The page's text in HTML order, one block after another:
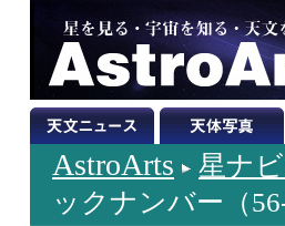
AstroArts 星ナ
ックナンバー（56-